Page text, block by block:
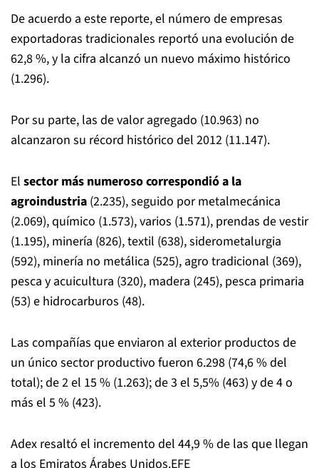
De acuerdo a este reporte, el número de empresas
exportadoras tradicionales reportó una evolución de
62,8 %, y la cifra alcanzó un nuevo máximo histórico
(1.296).
Por su parte, las de valor agregado (10.963) no
alcanzaron su récord histórico del 2012 (11.147).
El sector más numeroso correspondió a la
agroindustria (2.235), seguido por metalmecánica
(2.069), químico (1.573), varios (1.571), prendas de vestir
(1.195), minería (826), textil (638), siderometalurgia
(592), minería no metálica (525), agro tradicional (369),
pesca y acuicultura (320), madera (245), pesca primaria
(53) e hidrocarburos (48).
Las compañías que enviaron al exterior productos de
un único sector productivo fueron 6.298 (74,6 % del
total); de 2 el 15 % (1.263); de 3 el 5,5% (463) y de 4 o
más el 5 % (423).
Adex resaltó el incremento del 44,9 % de las que llegan
a los Emiratos Árabes Unidos.EFE